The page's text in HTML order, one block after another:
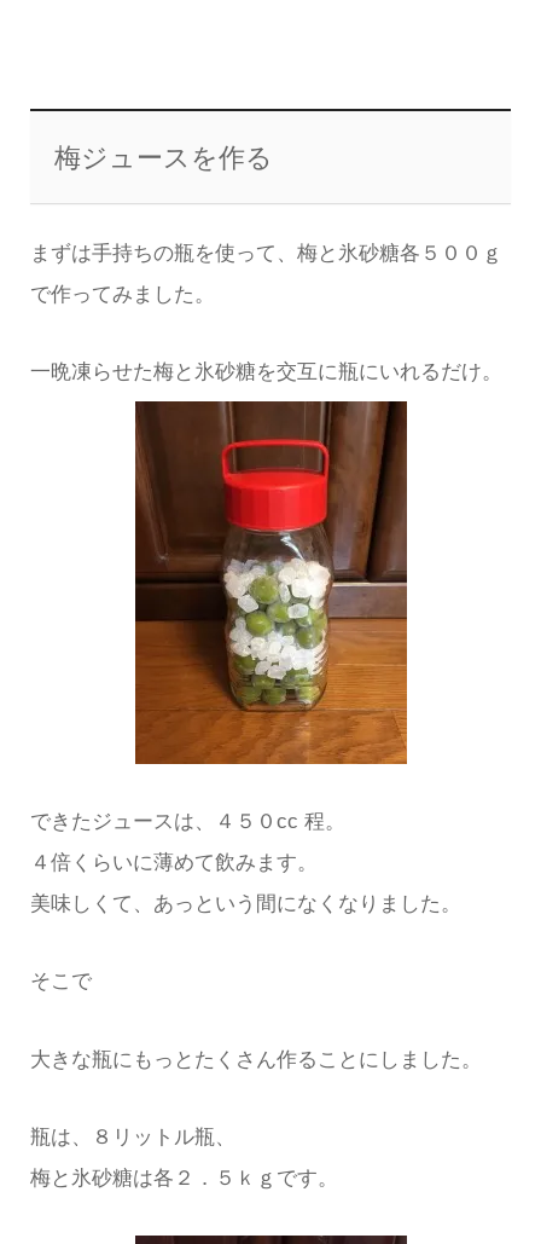
梅ジュースを作る
まずは手持ちの瓶を使って、梅と氷砂糖各５００ｇ
で作ってみました。
一晩凍らせた梅と氷砂糖を交互に瓶にいれるだけ。
できたジュースは、４５０cc 程。
４倍くらいに薄めて飲みます。
美味しくて、あっという間になくなりました。
そこで
大きな瓶にもっとたくさん作ることにしました。
瓶は、８リットル瓶、
梅と氷砂糖は各２．５ｋｇです。